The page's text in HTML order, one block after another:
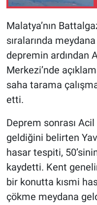
Malatya’nın
sıralarında
depremin ardından
Merkezi’nde
saha tarama
etti.
Deprem sonrası
geldiğini belirten
hasar tespiti,
kaydetti. Kent
bir konutta kısmi
çökme meydana